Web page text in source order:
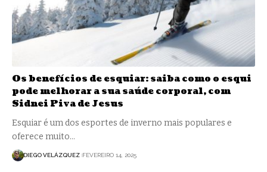
Os benefícios de esquiar: saiba como o esqui
pode melhorar a sua saúde corporal, com
Sidnei Piva de Jesus
Esquiar é um dos esportes de inverno mais populares e
oferece muito…
DIEGO VELÁZQUEZ FEVEREIRO 14, 2025